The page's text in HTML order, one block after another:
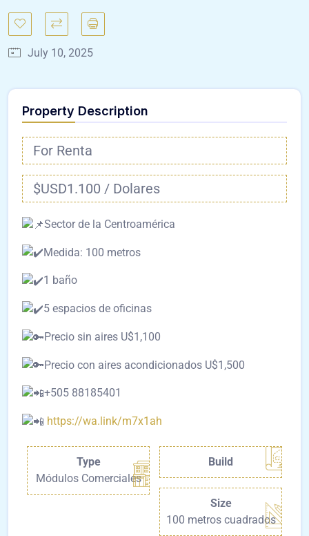
July 10, 2025
Property Description
For Renta
$USD1.100 / Dolares
Sector de la Centroamérica
Medida: 100 metros
1 baño
5 espacios de oficinas
Precio sin aires U$1,100
Precio con aires acondicionados U$1,500
+505 88185401
https://wa.link/m7x1ah
Type
Módulos Comerciales
Build
Size
100 metros cuadrados